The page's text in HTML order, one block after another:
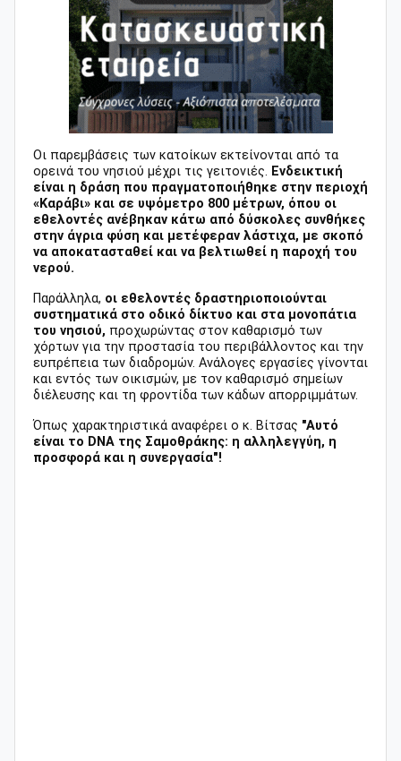
Οι παρεμβάσεις των κατοίκων εκτείνονται από τα
ορεινά του νησιού μέχρι τις γειτονιές. Ενδεικτική
είναι η δράση που πραγματοποιήθηκε στην περιοχή
«Καράβι» και σε υψόμετρο 800 μέτρων, όπου οι
εθελοντές ανέβηκαν κάτω από δύσκολες συνθήκες
στην άγρια φύση και μετέφεραν λάστιχα, με σκοπό
να αποκατασταθεί και να βελτιωθεί η παροχή του
νερού.
Παράλληλα, οι εθελοντές δραστηριοποιούνται
συστηματικά στο οδικό δίκτυο και στα μονοπάτια
του νησιού, προχωρώντας στον καθαρισμό των
χόρτων για την προστασία του περιβάλλοντος και την
ευπρέπεια των διαδρομών. Ανάλογες εργασίες γίνονται
και εντός των οικισμών, με τον καθαρισμό σημείων
διέλευσης και τη φροντίδα των κάδων απορριμμάτων.
Όπως χαρακτηριστικά αναφέρει ο κ. Βίτσας "Αυτό
είναι το DNA της Σαμοθράκης: η αλληλεγγύη, η
προσφορά και η συνεργασία"!